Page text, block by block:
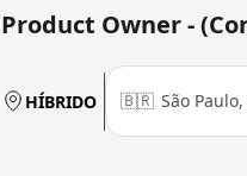
Product Owner -
HÍBRIDO 🇧🇷 São Paulo,